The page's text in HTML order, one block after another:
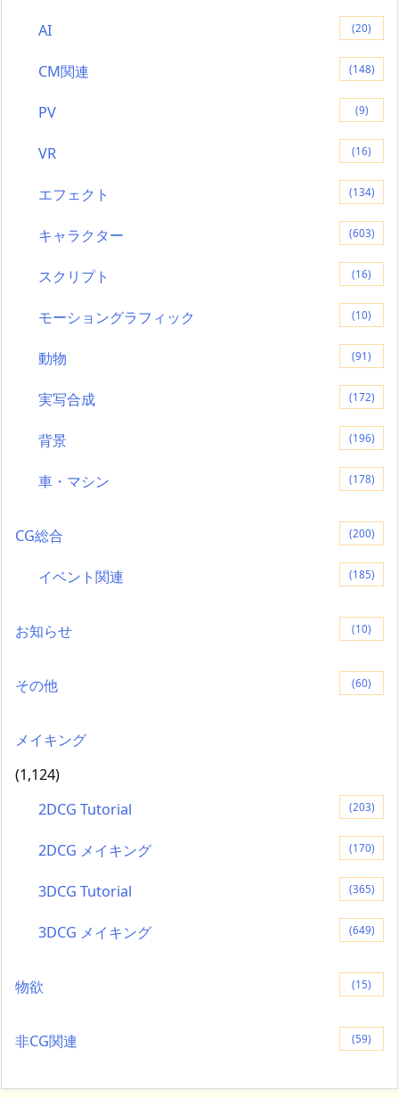
AI (20)
CM関連 (148)
PV (9)
VR (16)
エフェクト (134)
キャラクター (603)
スクリプト (16)
モーショングラフィック (10)
動物 (91)
実写合成 (172)
背景 (196)
車・マシン (178)
CG総合 (200)
イベント関連 (185)
お知らせ (10)
その他 (60)
メイキング
(1,124)
2DCG Tutorial
(203)
2DCG メイキング (170)
3DCG Tutorial (365)
3DCG メイキング (649)
物欲 (15)
非CG関連 (59)